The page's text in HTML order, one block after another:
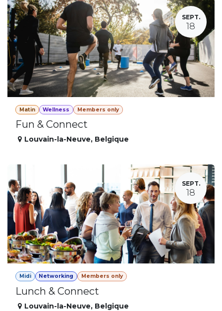
SEPT.
18
Matin Wellness Members only
Fun & Connect
Louvain-la-Neuve, Belgique
SEPT.
18
Midi Networking Members only
Lunch & Connect
Louvain-la-Neuve, Belgique